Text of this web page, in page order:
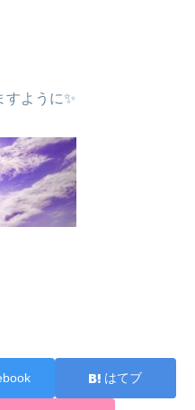
すように✨
はてブ